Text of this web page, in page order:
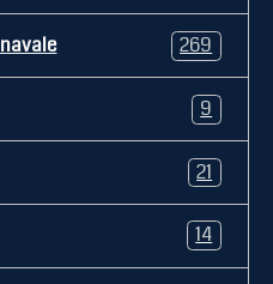
269
9
21
14